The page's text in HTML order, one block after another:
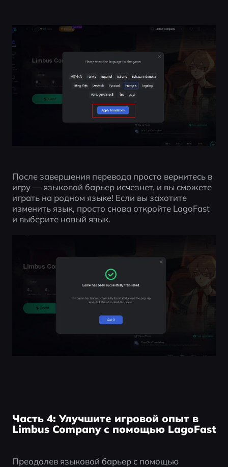
После завершения перевода просто вернитесь в
игру — языковой барьер исчезнет, и вы сможете
играть на родном языке! Если вы захотите
изменить язык, просто снова откройте LagoFast
и выберите новый язык.
Часть 4: Улучшите игровой опыт в
Limbus Company с помощью LagoFast
Преодолев языковой барьер с помощью